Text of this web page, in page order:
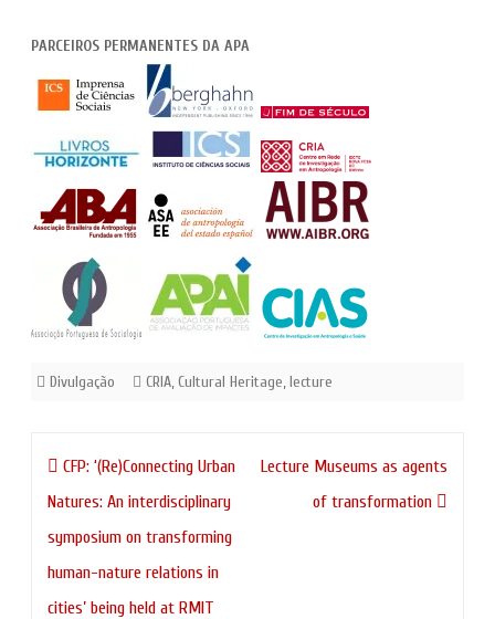
PARCEIROS PERMANENTES DA APA
Divulgação CRIA,Cultural Heritage,lecture
Navegação
de
artigos
CFP: ‘(Re)Connecting Urban
Natures: An interdisciplinary
symposium on transforming
human-nature relations in
cities’ being held at RMIT
Lecture Museums as agents
of transformation